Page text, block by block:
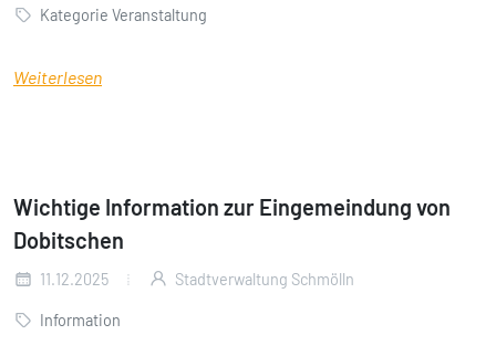
Kategorie Veranstaltung
Weiterlesen
Wichtige Information zur Eingemeindung von
Dobitschen
11.12.2025 Stadtverwaltung Schmölln
Information